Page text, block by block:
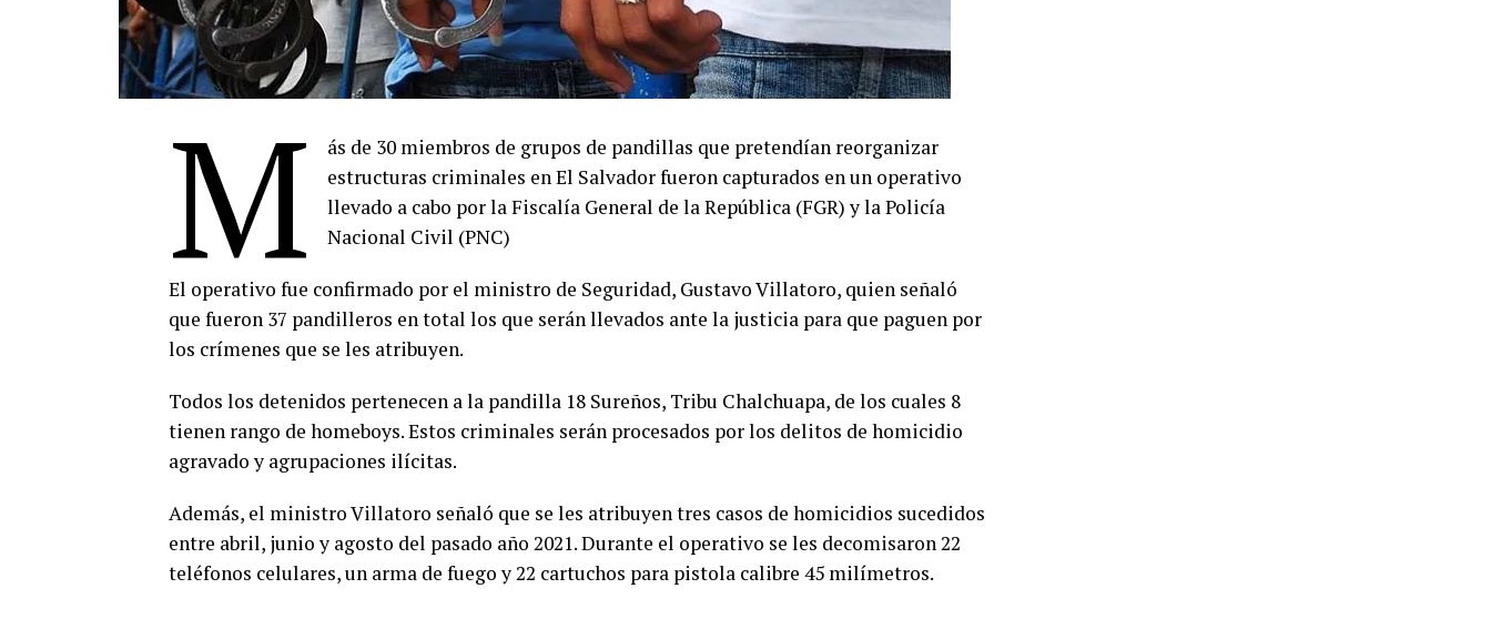
M
ás de 30 miembros de grupos de pandillas que pretendían reorganizar
estructuras criminales en El Salvador fueron capturados en un operativo
llevado a cabo por la Fiscalía General de la República (FGR) y la Policía
Nacional Civil (PNC)
El operativo fue confirmado por el ministro de Seguridad, Gustavo Villatoro, quien señaló
que fueron 37 pandilleros en total los que serán llevados ante la justicia para que paguen por
los crímenes que se les atribuyen.
Todos los detenidos pertenecen a la pandilla 18 Sureños, Tribu Chalchuapa, de los cuales 8
tienen rango de homeboys. Estos criminales serán procesados por los delitos de homicidio
agravado y agrupaciones ilícitas.
Además, el ministro Villatoro señaló que se les atribuyen tres casos de homicidios sucedidos
entre abril, junio y agosto del pasado año 2021. Durante el operativo se les decomisaron 22
teléfonos celulares, un arma de fuego y 22 cartuchos para pistola calibre 45 milímetros.